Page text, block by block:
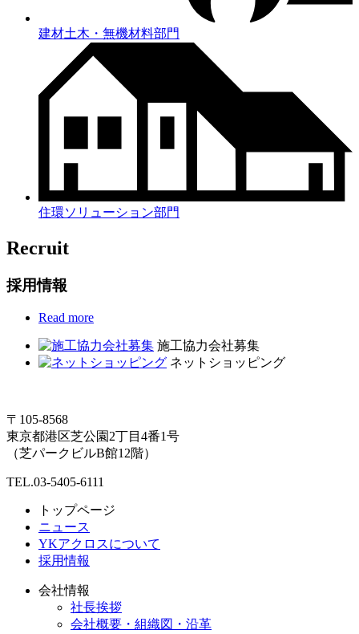
建材土木・無機材料部門
住環ソリューション部門
Recruit
採用情報
Read more
施工協力会社募集
ネットショッピング
〒105-8568
東京都港区芝公園2丁目4番1号
（芝パークビルB館12階）
TEL.03-5405-6111
トップページ
ニュース
YKアクロスについて
採用情報
会社情報
社長挨拶
会社概要・組織図・沿革